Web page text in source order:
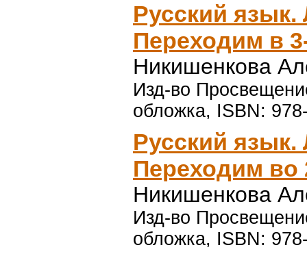
Русский язык.
Переходим в
Никишенкова
Изд-во
обложка, ISBN:
Русский язык.
Переходим во
Никишенкова
Изд-во
обложка, ISBN: